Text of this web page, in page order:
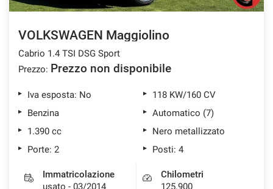
NEWS
AREA COMMERCIANTI
VOLKSWAGEN Maggiolino
Cabrio 1.4 TSI DSG Sport
Prezzo: Prezzo non disponibile
Iva esposta: No
118 KW/160 CV
Benzina
Automatico (7)
1.390 cc
Nero metallizzato
Porte: 2
Posti: 4
Immatricolazione
usato - 03/2014
Chilometri
125.900
e
le
attività
di
seguito
Per
maggiori
informazioni
e
funzionamento